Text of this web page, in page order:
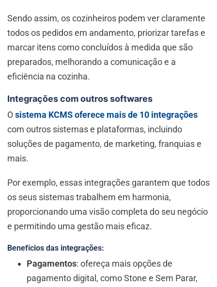
Sendo assim, os cozinheiros podem ver claramente
todos os pedidos em andamento, priorizar tarefas e
marcar itens como concluídos à medida que são
preparados, melhorando a comunicação e a
eficiência na cozinha.
Integrações com outros softwares
Osistema KCMS oferece mais de 10 integrações
com outros sistemas e plataformas, incluindo
soluções de pagamento, de marketing, franquias e
mais.
Por exemplo, essas integrações garantem que todos
os seus sistemas trabalhem em harmonia,
proporcionando uma visão completa do seu negócio
e permitindo uma gestão mais eficaz.
Benefícios das integrações:
Pagamentos: ofereça mais opções de
pagamento digital, como Stone e Sem Parar,